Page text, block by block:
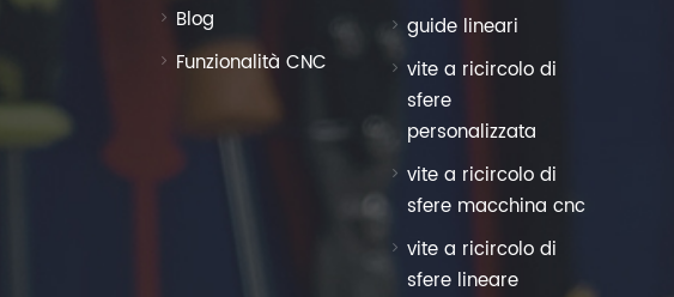
Blog
Funzionalità CNC
guide lineari
vite a ricircolo di
sfere
personalizzata
vite a ricircolo di
sfere macchina cnc
vite a ricircolo di
sfere lineare